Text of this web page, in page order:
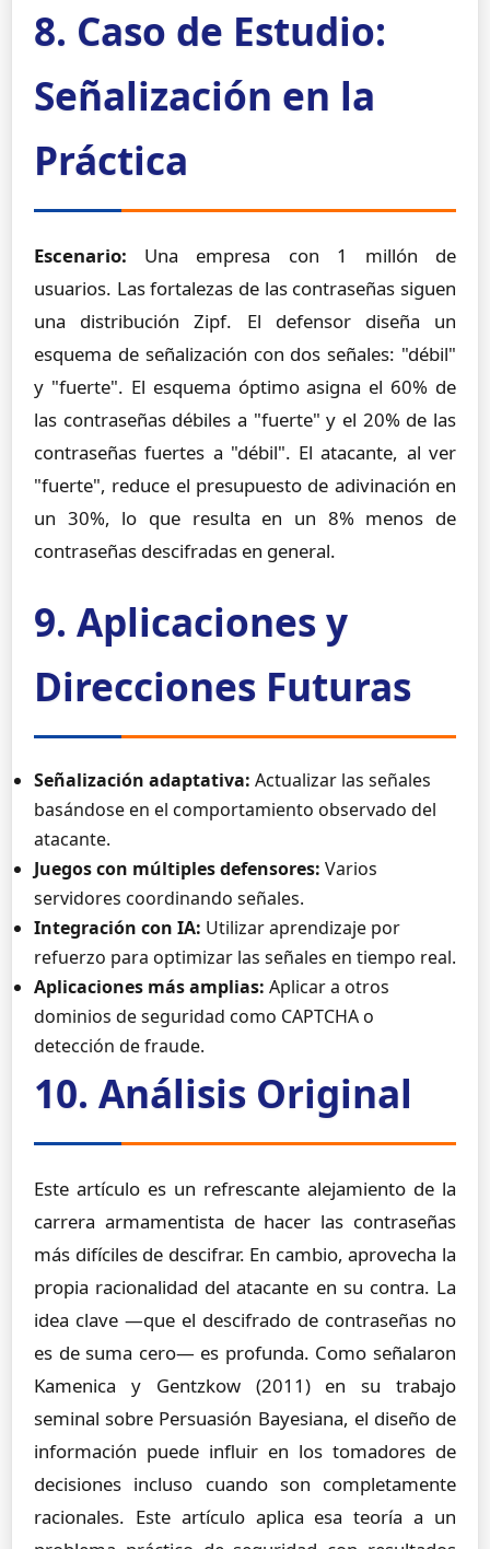
8. Caso de Estudio:
Señalización en la
Práctica
Escenario: Una empresa con 1 millón de
usuarios. Las fortalezas de las contraseñas siguen
una distribución Zipf. El defensor diseña un
esquema de señalización con dos señales: "débil"
y "fuerte". El esquema óptimo asigna el 60% de
las contraseñas débiles a "fuerte" y el 20% de las
contraseñas fuertes a "débil". El atacante, al ver
"fuerte", reduce el presupuesto de adivinación en
un 30%, lo que resulta en un 8% menos de
contraseñas descifradas en general.
9. Aplicaciones y
Direcciones Futuras
Señalización adaptativa: Actualizar las señales
basándose en el comportamiento observado del
atacante.
Juegos con múltiples defensores: Varios
servidores coordinando señales.
Integración con IA: Utilizar aprendizaje por
refuerzo para optimizar las señales en tiempo real.
Aplicaciones más amplias: Aplicar a otros
dominios de seguridad como CAPTCHA o
detección de fraude.
10. Análisis Original
Este artículo es un refrescante alejamiento de la
carrera armamentista de hacer las contraseñas
más difíciles de descifrar. En cambio, aprovecha la
propia racionalidad del atacante en su contra. La
idea clave —que el descifrado de contraseñas no
es de suma cero— es profunda. Como señalaron
Kamenica y Gentzkow (2011) en su trabajo
seminal sobre Persuasión Bayesiana, el diseño de
información puede influir en los tomadores de
decisiones incluso cuando son completamente
racionales. Este artículo aplica esa teoría a un